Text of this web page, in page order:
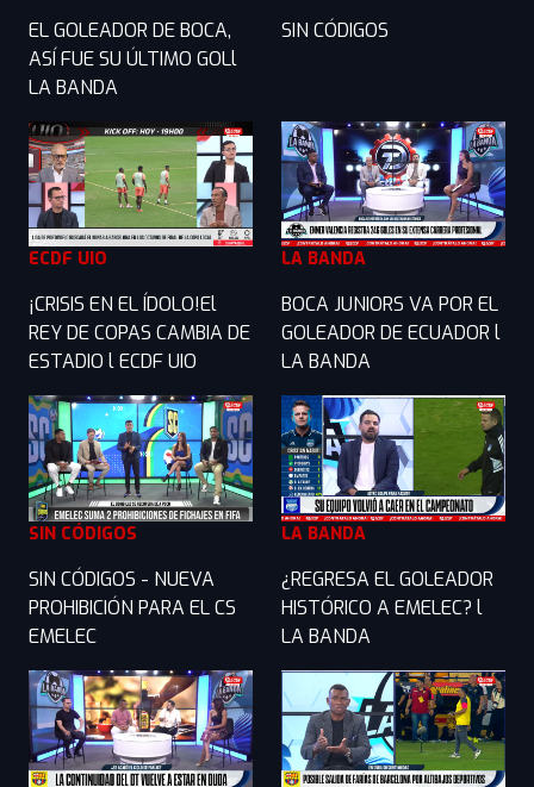
EL GOLEADOR DE BOCA,
ASÍ FUE SU ÚLTIMO GOLl
LA BANDA
SIN CÓDIGOS
ECDF UIO
¡CRISIS EN EL ÍDOLO!El
REY DE COPAS CAMBIA DE
ESTADIO l ECDF UIO
LA BANDA
BOCA JUNIORS VA POR EL
GOLEADOR DE ECUADOR l
LA BANDA
SIN CÓDIGOS
SIN CÓDIGOS - NUEVA
PROHIBICIÓN PARA EL CS
EMELEC
LA BANDA
¿REGRESA EL GOLEADOR
HISTÓRICO A EMELEC? l
LA BANDA